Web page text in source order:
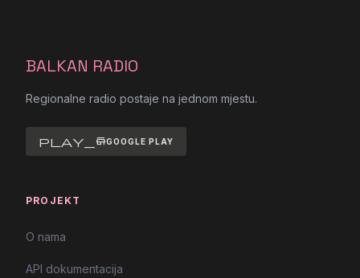
BALKAN RADIO
Regionalne radio postaje na jednom mjestu.
play_storeGOOGLE PLAY
PROJEKT
O nama
API dokumentacija